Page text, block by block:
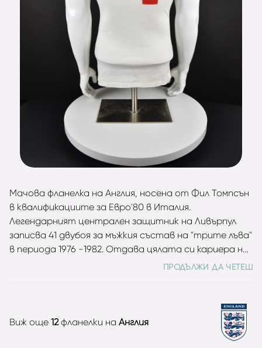
Мачова фланелка на Англия, носена от Фил Томпсън
в квалификациите за Евро'80 в Италия.
Легендарният централен защитник на Ливърпул
записва 41 двубоя за мъжкия състав на "трите лъва"
в периода 1976 -1982. Отдава цялата си кариера на
"мърсисайдци", с изключение на два сезона в
Купата на Европейските шампиони, 2 пъти Купата
на УЕФА и по един път ФА Къп и Суперкупата на
ПРОДЪЛЖИ ДА ЧЕТЕШ
Виж още 12фланелки на Англия